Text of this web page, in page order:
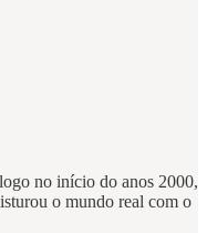
no início do anos 2000,
o mundo real com o